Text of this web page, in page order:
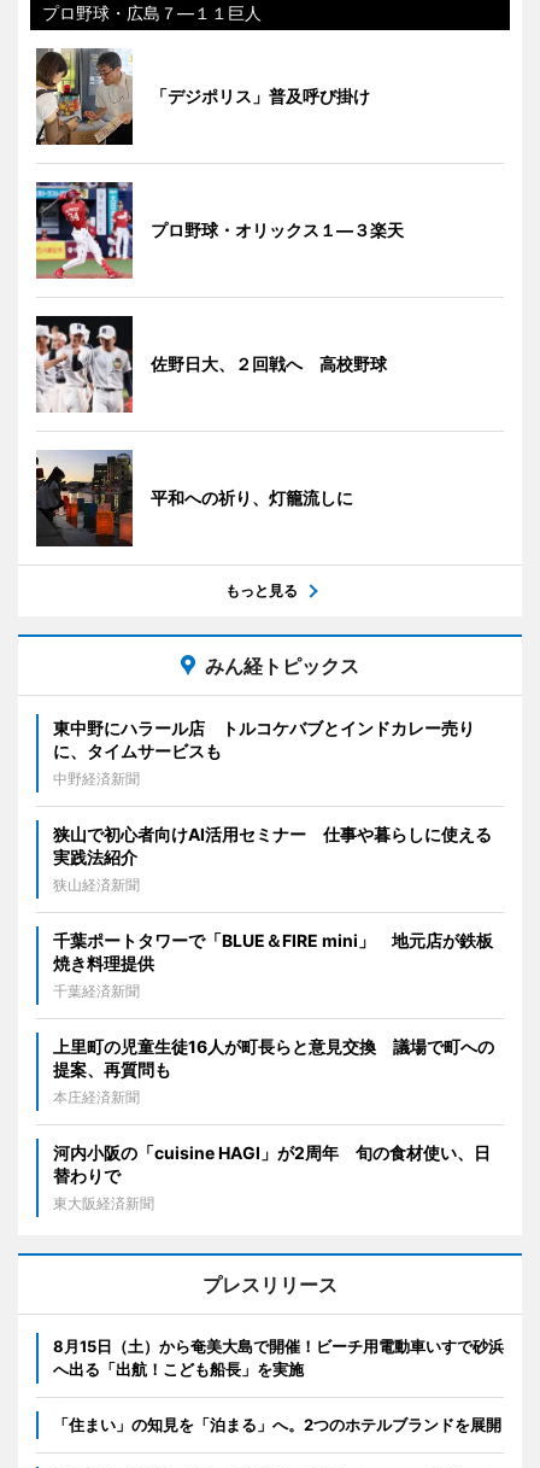
プロ野球・広島７―１１巨人
「デジポリス」普及呼び掛け
プロ野球・オリックス１―３楽天
佐野日大、２回戦へ 高校野球
平和への祈り、灯籠流しに
もっと見る
みん経トピックス
東中野にハラール店 トルコケバブとインドカレー売り
に、タイムサービスも
中野経済新聞
狭山で初心者向けAI活用セミナー 仕事や暮らしに使える
実践法紹介
狭山経済新聞
千葉ポートタワーで「BLUE＆FIRE mini」 地元店が鉄板
焼き料理提供
千葉経済新聞
上里町の児童生徒16人が町長らと意見交換 議場で町への
提案、再質問も
本庄経済新聞
河内小阪の「cuisine HAGI」が2周年 旬の食材使い、日
替わりで
東大阪経済新聞
プレスリリース
8月15日（土）から奄美大島で開催！ビーチ用電動車いすで砂浜
へ出る「出航！こども船長」を実施
「住まい」の知見を「泊まる」へ。2つのホテルブランドを展開